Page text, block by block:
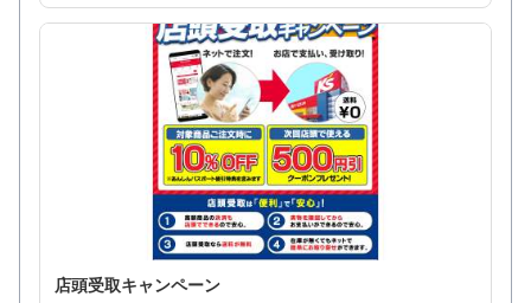
店頭受取キャンペーン